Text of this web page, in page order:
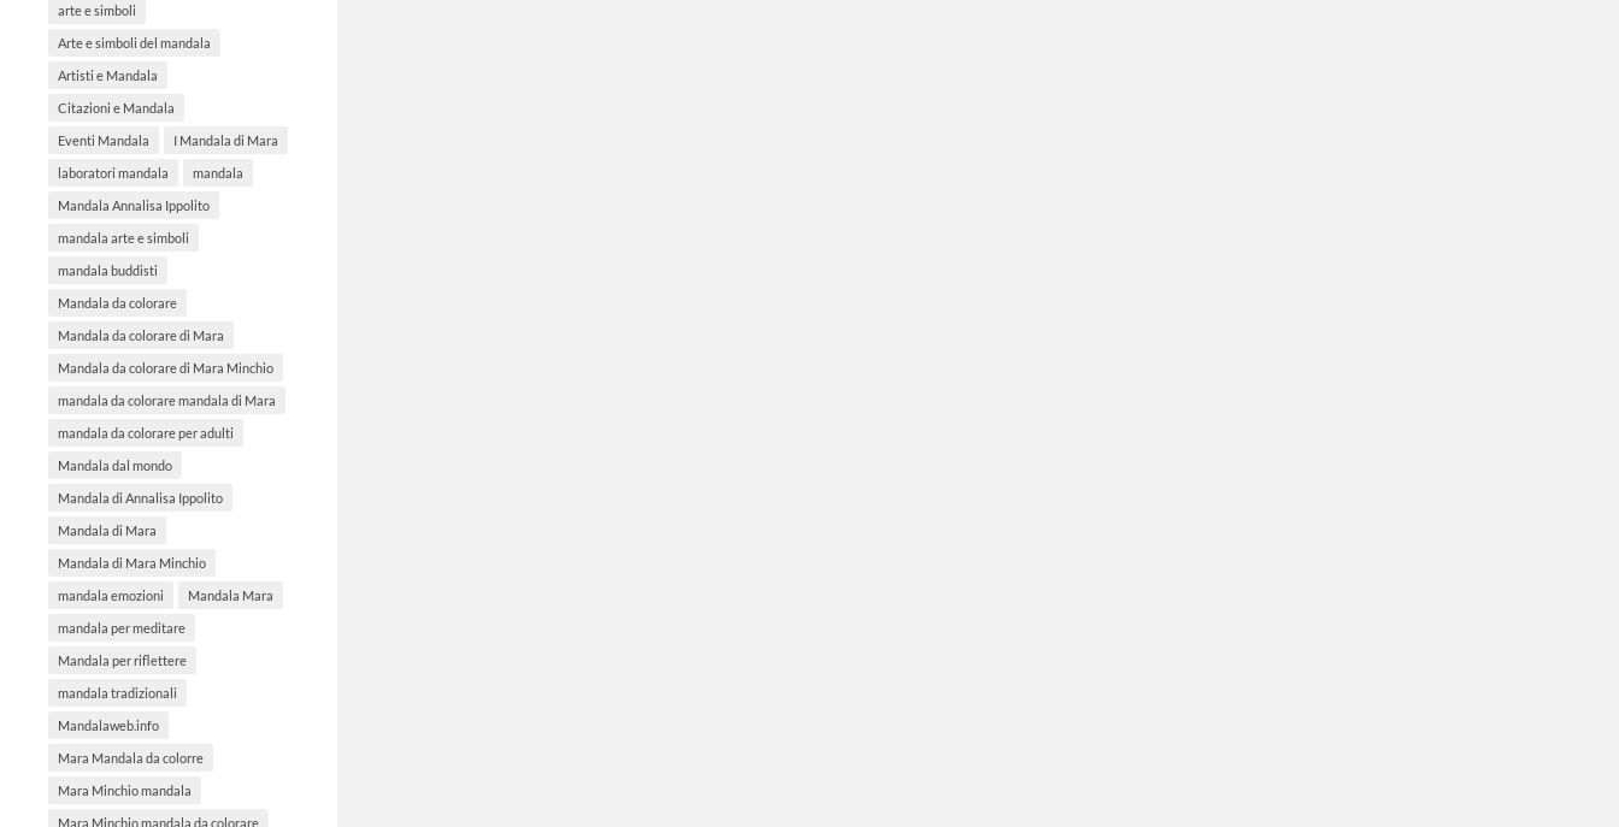
arte e simboli
Arte e simboli del mandala
Artisti e Mandala
Citazioni e Mandala
Eventi Mandala I Mandala di Mara
laboratori mandala mandala
Mandala Annalisa Ippolito
mandala arte e simboli
mandala buddisti
Mandala da colorare
Mandala da colorare di Mara
Mandala da colorare di Mara Minchio
mandala da colorare mandala di Mara
mandala da colorare per adulti
Mandala dal mondo
Mandala di Annalisa Ippolito
Mandala di Mara
Mandala di Mara Minchio
mandala emozioni Mandala Mara
mandala per meditare
Mandala per riflettere
mandala tradizionali
Mandalaweb.info
Mara Mandala da colorre
Mara Minchio mandala
Mara Minchio mandala da colorare